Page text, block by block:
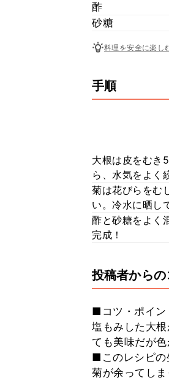
酢
砂糖
料理を安全に楽し
手順
大根は皮をむき
ら、水気をよく
菊は花びらをむ
い。冷水に晒し
酢と砂糖をよく
完成！
投稿者からの
■コツ・ポイン
塩もみした大
ても美味だが
■このレシピの
菊が余ってし